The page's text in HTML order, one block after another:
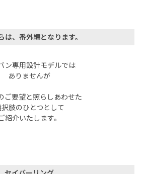
は、番外編となります。
ン専用設計モデルでは
ありませんが
ご要望と照らしあわせた
肢のひとつとして
紹介いたします。